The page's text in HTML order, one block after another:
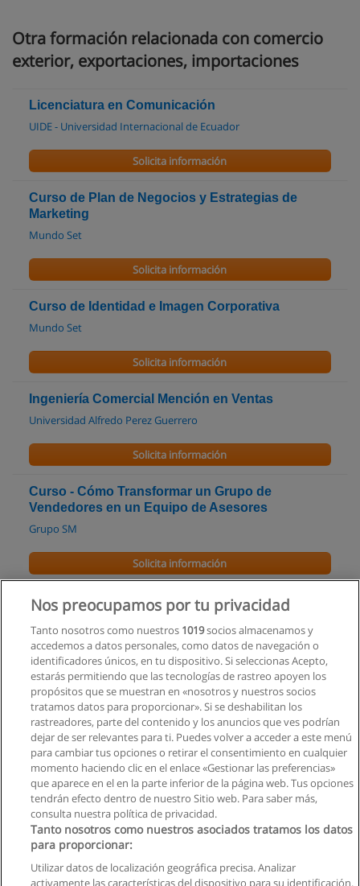
Otra formación relacionada con comercio
exterior, exportaciones, importaciones
Licenciatura en Comunicación
UIDE - Universidad Internacional de Ecuador
Solicita información
Curso de Plan de Negocios y Estrategias de
Marketing
Mundo Set
Solicita información
Curso de Identidad e Imagen Corporativa
Mundo Set
Solicita información
Ingeniería Comercial Mención en Ventas
Universidad Alfredo Perez Guerrero
Solicita información
Curso - Cómo Transformar un Grupo de
Vendedores en un Equipo de Asesores
Grupo SM
Solicita información
Curso de Etiqueta y Protocolo para Ejecutivos
Solicita información
Curso - Seminario de Merchandising y Animación
del Punto de Venta
SKU Trade Marketing & Sales
Solicita información
Nos preocupamos por tu privacidad
Tanto nosotros como nuestros 1019socios almacenamos y
accedemos a datos personales, como datos de navegación o
identificadores únicos, en tu dispositivo. Si seleccionas Acepto,
estarás permitiendo que las tecnologías de rastreo apoyen los
propósitos que se muestran en «nosotros y nuestros socios
tratamos datos para proporcionar». Si se deshabilitan los
rastreadores, parte del contenido y los anuncios que ves podrían
dejar de ser relevantes para ti. Puedes volver a acceder a este menú
para cambiar tus opciones o retirar el consentimiento en cualquier
momento haciendo clic en el enlace «Gestionar las preferencias»
que aparece en el en la parte inferior de la página web. Tus opciones
tendrán efecto dentro de nuestro Sitio web. Para saber más,
consulta nuestra política de privacidad.
Tanto nosotros como nuestros asociados tratamos los datos
para proporcionar:
Utilizar datos de localización geográfica precisa. Analizar
activamente las características del dispositivo para su identificación.